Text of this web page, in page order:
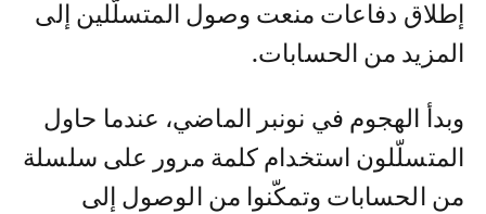
إطلاق دفاعات منعت وصول المتسلّلين إلى
المزيد من الحسابات.
وبدأ الهجوم في نونبر الماضي، عندما حاول
المتسلّلون استخدام كلمة مرور على سلسلة
من الحسابات وتمكّنوا من الوصول إلى